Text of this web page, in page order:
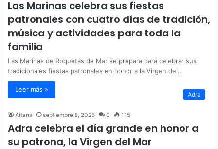
Las Marinas celebra sus fiestas
patronales con cuatro días de tradición,
música y actividades para toda la
familia
Las Marinas de Roquetas de Mar se prepara para celebrar sus
tradicionales fiestas patronales en honor a la Virgen del…
Leer más »
Adra
Aitana septiembre 8, 2025 0 115
Adra celebra el día grande en honor a
su patrona, la Virgen del Mar